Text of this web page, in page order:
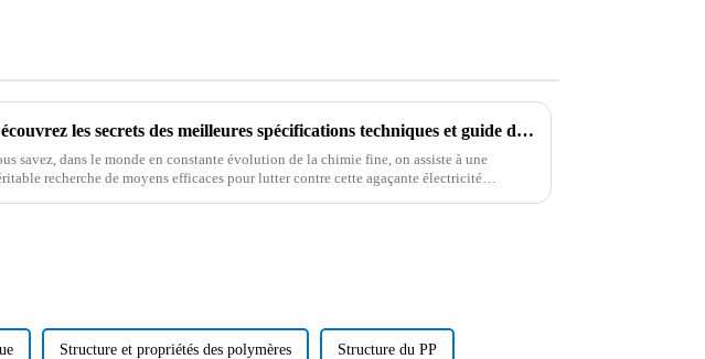
Découvrez les secrets des meilleures spécifications techniques et guide d'utilisation des Mb antistatiques
savez, dans le monde en constante évolution de la chimie fine, on assiste à une
recherche de moyens efficaces pour lutter contre cette agaçante électricité
Structure et propriétés des polymères Structure du PP